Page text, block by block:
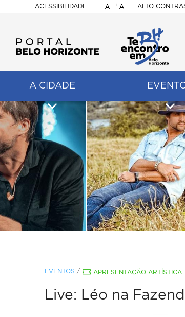
ACESSIBILIDADE
BELO
HORIZONTE
-A +A ALTO
A CIDADE
EVENTOS / APRESENTAÇÃO ARTÍSTICA
Live: Léo na